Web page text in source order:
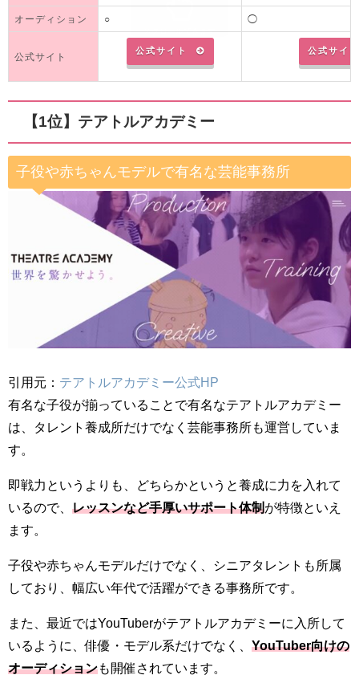
オーディション ○ ◯
公式サイト
公式サイト 公式サイ
【1位】テアトルアカデミー
子役や赤ちゃんモデルで有名な芸能事務所
引用元： テアトルアカデミー公式HP
有名な子役が揃っていることで有名なテアトルアカデミー
は、タレント養成所だけでなく芸能事務所も運営していま
す。
即戦力というよりも、どちらかというと養成に力を入れて
いるので、 レッスンなど手厚いサポート体制が特徴といえ
ます。
子役や赤ちゃんモデルだけでなく、シニアタレントも所属
しており、幅広い年代で活躍ができる事務所です。
また、最近ではYouTuberがテアトルアカデミーに入所して
いるように、俳優・モデル系だけでなく、 YouTuber向けの
オーディションも開催されています。